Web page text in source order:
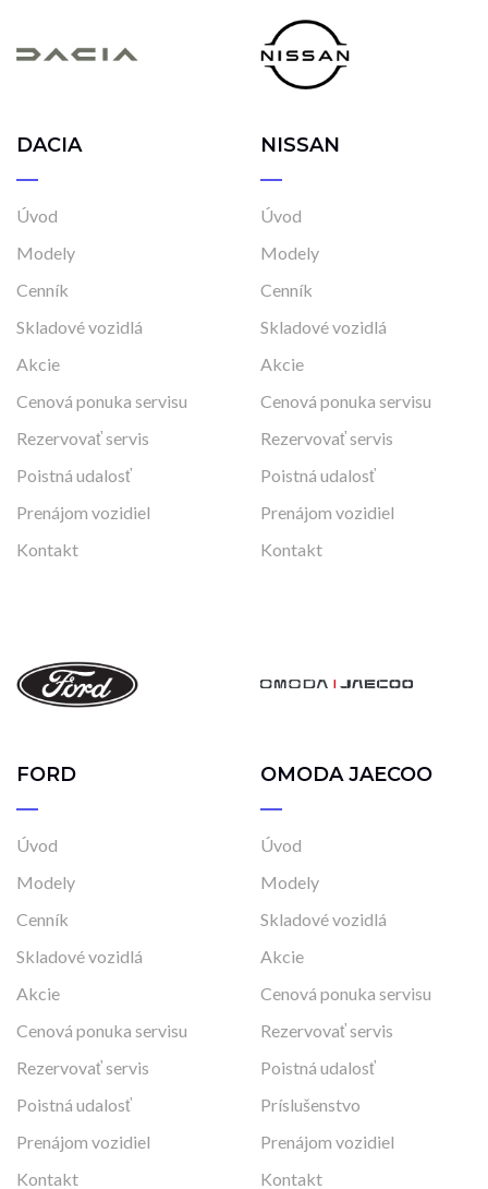
DACIA
Úvod
Modely
Cenník
Skladové vozidlá
Akcie
Cenová ponuka servisu
Rezervovať servis
Poistná udalosť
Prenájom vozidiel
Kontakt
NISSAN
Úvod
Modely
Cenník
Skladové vozidlá
Akcie
Cenová ponuka servisu
Rezervovať servis
Poistná udalosť
Prenájom vozidiel
Kontakt
FORD
Úvod
Modely
Cenník
Skladové vozidlá
Akcie
Cenová ponuka servisu
Rezervovať servis
Poistná udalosť
Prenájom vozidiel
Kontakt
OMODA JAECOO
Úvod
Modely
Skladové vozidlá
Akcie
Cenová ponuka servisu
Rezervovať servis
Poistná udalosť
Príslušenstvo
Prenájom vozidiel
Kontakt